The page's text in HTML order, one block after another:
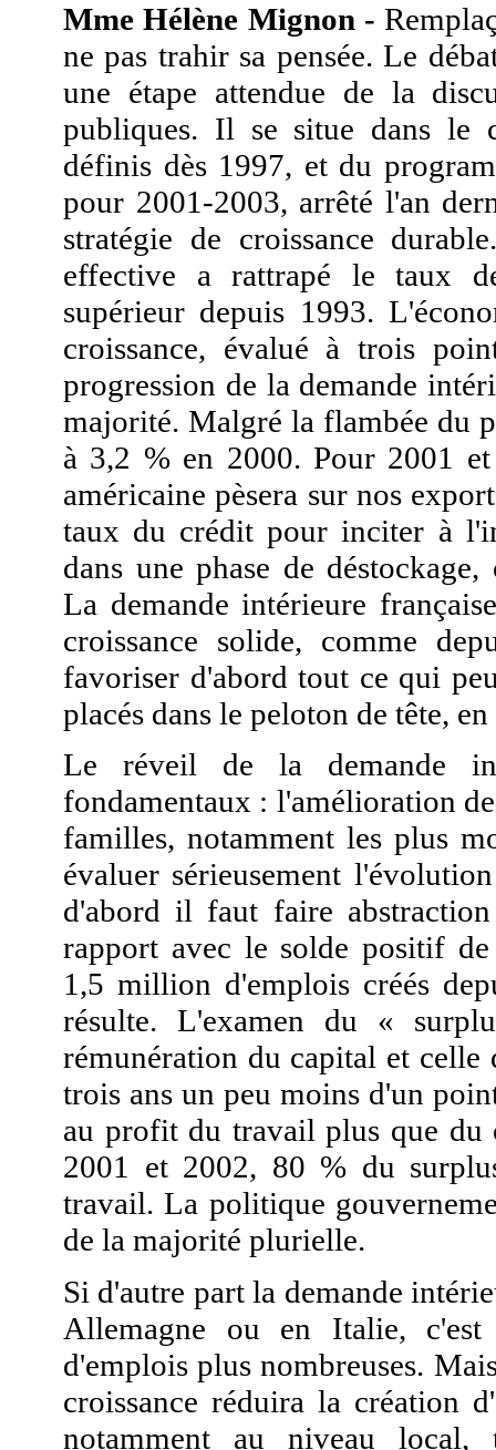
Mme Hélène Mignon -
ne pas trahir sa pensée. Le
une étape attendue de la
publiques. Il se situe dans le
définis dès 1997, et du
pour 2001-2003, arrêté l'an
stratégie de croissance
effective a rattrapé le taux
supérieur depuis 1993.
croissance, évalué à trois
progression de la demande
majorité. Malgré la flambée du
à 3,2 % en 2000. Pour 2001
américaine pèsera sur nos
taux du crédit pour inciter à
dans une phase de
La demande intérieure
croissance solide, comme
favoriser d'abord tout ce qui
placés dans le peloton de tête,
Le réveil de la demande
fondamentaux : l'amélioration
familles, notamment les plus
évaluer sérieusement
d'abord il faut faire
rapport avec le solde positif
1,5 million d'emplois créés
résulte. L'examen du «
rémunération du capital et celle
trois ans un peu moins d'un
au profit du travail plus que du
2001 et 2002, 80 % du
travail. La politique
de la majorité plurielle.
Si d'autre part la demande
Allemagne ou en Italie,
d'emplois plus nombreuses.
croissance réduira la création
notamment au niveau local,